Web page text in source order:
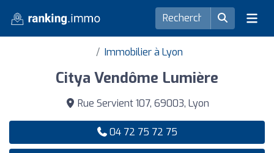
Immobilier à Lyon
Citya Vendôme Lumière
Rue Servient 107, 69003, Lyon
04 72 75 72 75